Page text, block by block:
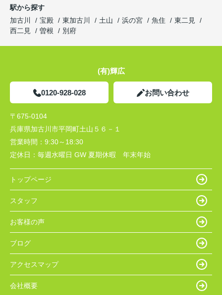
駅から探す
加古川
宝殿 東加古川 土山 浜の宮 魚住
東二見
西二見
曽根 別府
(有)輝広
0120-928-028 お問い合わせ
〒675-0104
兵庫県加古川市平岡町土山５６－１
営業時間： 9:30～18:30
定休日： 毎週水曜日 GW 夏期休暇 年末年始
トップページ
スタッフ
お客様の声
ブログ
アクセスマップ
会社概要